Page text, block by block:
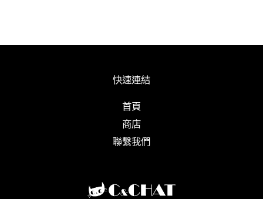
快速連結
首頁
商店
聯繫我們